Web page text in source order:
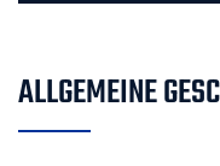
ALLGEMEINE